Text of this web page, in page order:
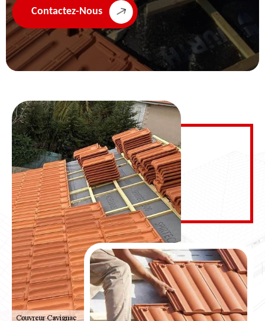
Contactez-Nous